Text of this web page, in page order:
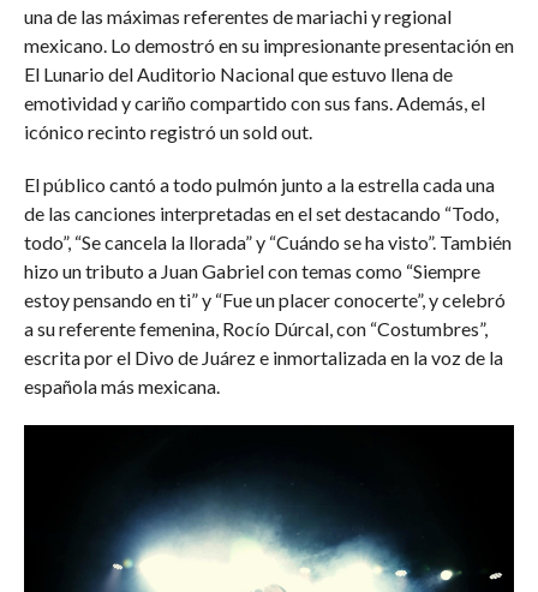
una de las máximas referentes de mariachi y regional
mexicano. Lo demostró en su impresionante presentación en
El Lunario del Auditorio Nacional que estuvo llena de
emotividad y cariño compartido con sus fans. Además, el
icónico recinto registró un sold out.
El público cantó a todo pulmón junto a la estrella cada una
de las canciones interpretadas en el set destacando “Todo,
todo”, “Se cancela la llorada” y “Cuándo se ha visto”. También
hizo un tributo a Juan Gabriel con temas como “Siempre
estoy pensando en ti” y “Fue un placer conocerte”, y celebró
a su referente femenina, Rocío Dúrcal, con “Costumbres”,
escrita por el Divo de Juárez e inmortalizada en la voz de la
española más mexicana.